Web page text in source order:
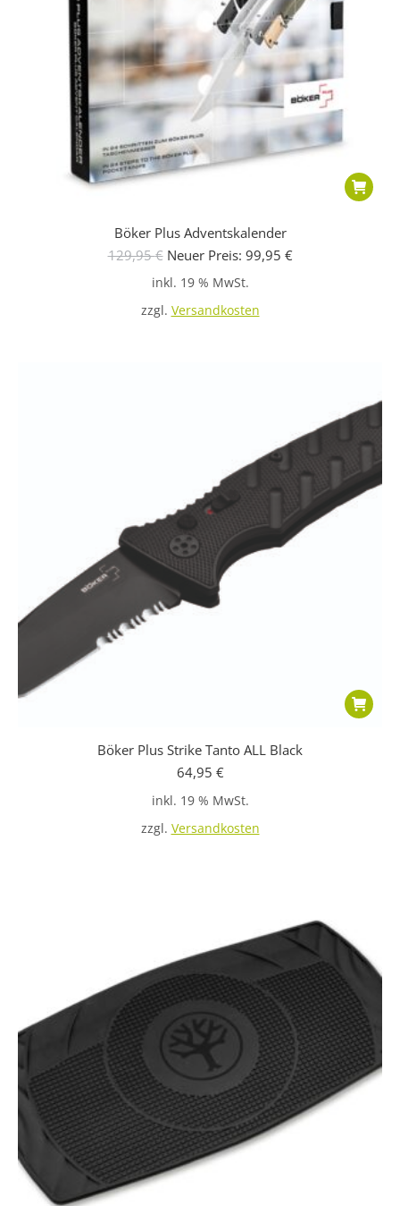
Böker Plus Adventskalender
129,95€ Ursprünglicher
war:
129,95 €
Neuer Preis: 99,95 €Aktueller
inkl. 19 % MwSt.
zzgl. Versandkosten
Böker Plus Strike Tanto ALL Black
64,95 €
inkl. 19 % MwSt.
zzgl. Versandkosten